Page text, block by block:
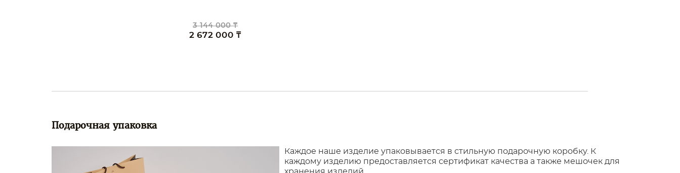
3 144 000 ₸
2 672 000 ₸
Подарочная упаковка
Каждое наше изделие упаковывается в стильную подарочную коробку. К
каждому изделию предоставляется сертификат качества а также мешочек для